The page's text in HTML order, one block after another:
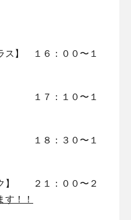
ス】 １６：００〜１
】 １７：１０〜１
】 １８：３０〜１
ク】 ２１：００〜２
！！